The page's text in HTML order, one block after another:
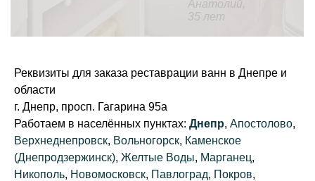
Реквизиты для заказа реставрации ванн в Днепре и
области
г. Днепр, просп. Гагарина 95а
Работаем в населённых пунктах: Днепр, Апостолово,
Верхнеднепровск, Вольногорск, Каменское
(Днепродзержинск), Желтые Воды, Марганец,
Никополь, Новомосковск, Павлоград, Покров,